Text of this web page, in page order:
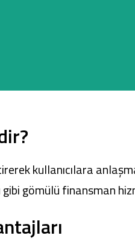
Tarım
kullanıcılara
gömülü finansman